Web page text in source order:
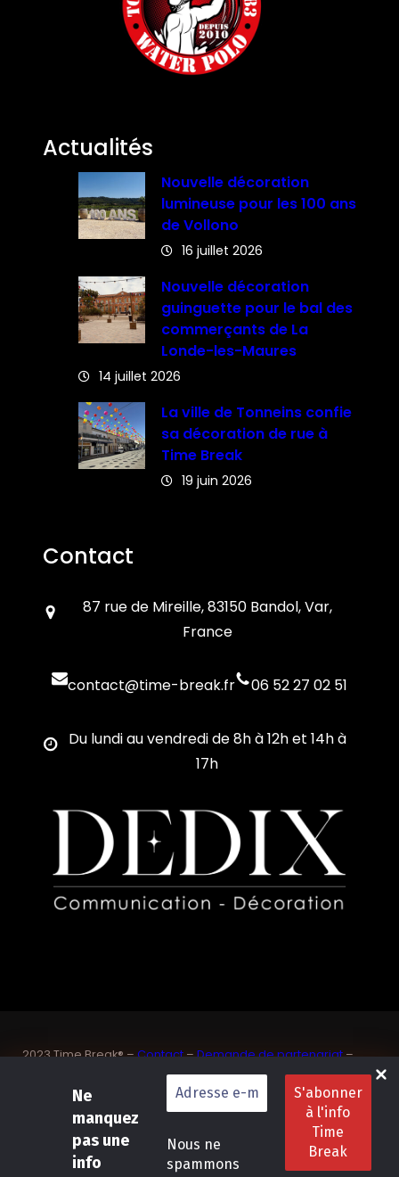
Ne
manquez
pas une
info
Nous ne
spammons
Actualités
Nouvelle décoration
lumineuse pour les 100 ans
de Vollono
16 juillet 2026
Nouvelle décoration
guinguette pour le bal des
commerçants de La
Londe-les-Maures
14 juillet 2026
La ville de Tonneins confie
sa décoration de rue à
Time Break
19 juin 2026
Contact
87 rue de Mireille, 83150 Bandol, Var,
France
contact@time-break.fr 06 52 27 02 51
Du lundi au vendredi de 8h à 12h et 14h à
17h
2023 Time Break® –Contact–Demande de partenariat–
Sponsoriser un joueur de padel français
SASU Dedix Communication – 87 rue de Mireille – 83 150
Bandol – Var
Conditions
générales de location